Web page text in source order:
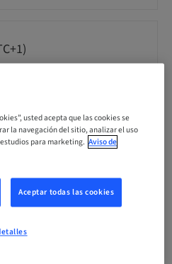
impuestos locales)
usted acepta que las cookies se
la navegación del sitio, analizar el uso
para marketing. Aviso de
Aceptar todas las cookies